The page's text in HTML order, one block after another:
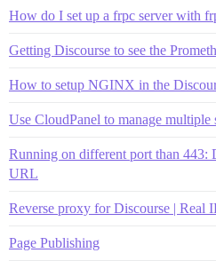
How do I set up a frpc server with
Getting Discourse to see the
How to setup NGINX in the
Use CloudPanel to manage multiple
Running on different port than 443:
URL
Reverse proxy for Discourse | Real
Page Publishing